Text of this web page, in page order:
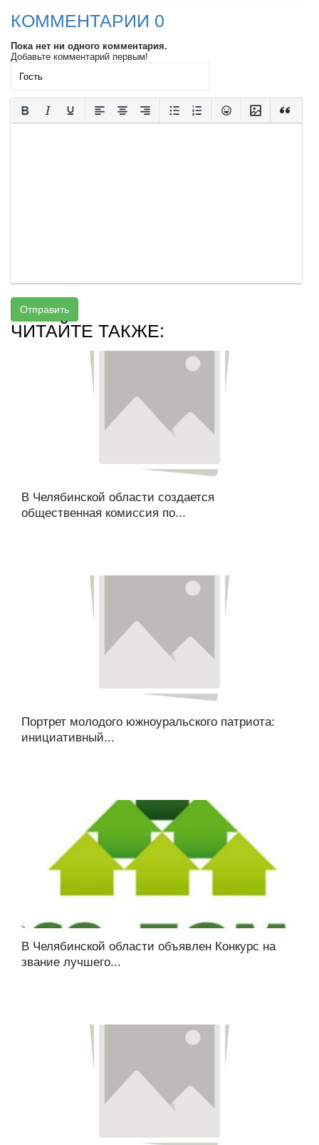
КОММЕНТАРИИ 0
Пока нет ни одного комментария.
Добавьте комментарий первым!
Отправить
ЧИТАЙТЕ ТАКЖЕ:
В Челябинской области создается
общественная комиссия по...
Портрет молодого южноуральского патриота:
инициативный...
В Челябинской области объявлен Конкурс на
звание лучшего...